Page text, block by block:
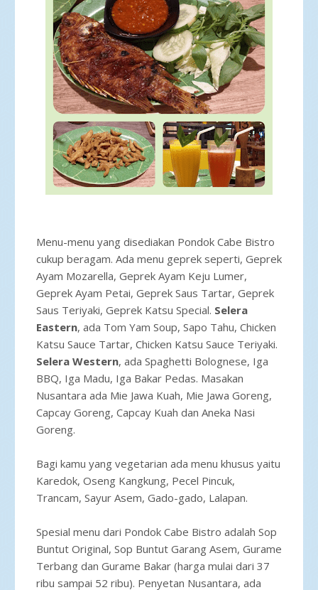
Menu-menu yang disediakan Pondok Cabe Bistro
cukup beragam. Ada menu geprek seperti, Geprek
Ayam Mozarella, Geprek Ayam Keju Lumer,
Geprek Ayam Petai, Geprek Saus Tartar, Geprek
Saus Teriyaki, Geprek Katsu Special. Selera
Eastern, ada Tom Yam Soup, Sapo Tahu, Chicken
Katsu Sauce Tartar, Chicken Katsu Sauce Teriyaki.
Selera Western, ada Spaghetti Bolognese, Iga
BBQ, Iga Madu, Iga Bakar Pedas. Masakan
Nusantara ada Mie Jawa Kuah, Mie Jawa Goreng,
Capcay Goreng, Capcay Kuah dan Aneka Nasi
Goreng.
Bagi kamu yang vegetarian ada menu khusus yaitu
Karedok, Oseng Kangkung, Pecel Pincuk,
Trancam, Sayur Asem, Gado-gado, Lalapan.
Spesial menu dari Pondok Cabe Bistro adalah Sop
Buntut Original, Sop Buntut Garang Asem, Gurame
Terbang dan Gurame Bakar (harga mulai dari 37
ribu sampai 52 ribu). Penyetan Nusantara, ada